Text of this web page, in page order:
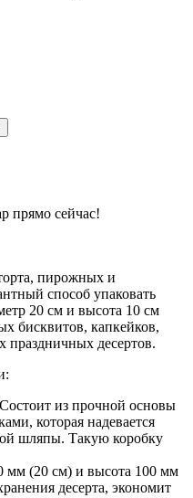
прямо сейчас!
пирожных и
способ упаковать
20 см и высота 10 см
бисквитов, капкейков,
праздничных десертов.
из прочной основы
которая надевается
шляпы. Такую коробку
мм (20 см) и высота 100 мм
десерта, экономит